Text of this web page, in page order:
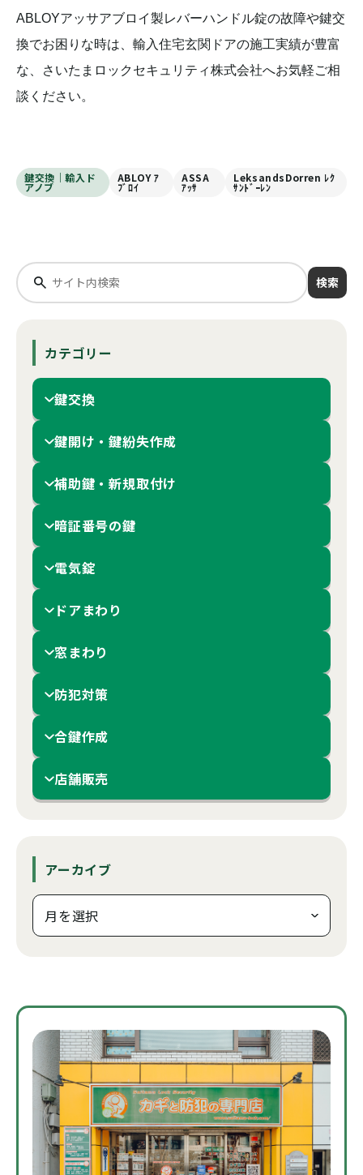
ABLOYアッサアブロイ製レバーハンドル錠の故障や鍵交
換でお困りな時は、輸入住宅玄関ドアの施工実績が豊富
な、さいたまロックセキュリティ株式会社へお気軽ご相
談ください。
鍵交換｜輸入ド
アノブ
ABLOY ｱ
ﾌﾞﾛｲ
ASSA
ｱｯｻ
LeksandsDorren ﾚｸ
ｻﾝﾄﾞｰﾚﾝ
検索
カテゴリー
鍵交換
鍵開け・鍵紛失作成
補助鍵・新規取付け
暗証番号の鍵
電気錠
ドアまわり
窓まわり
防犯対策
合鍵作成
店舗販売
アーカイブ